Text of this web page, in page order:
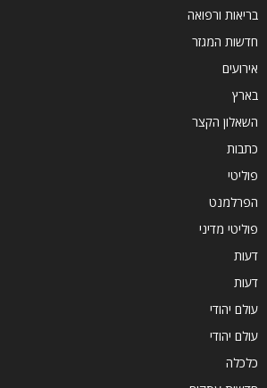
בריאות ורפואה
חדשות המגזר
אירועים
בארץ
השאלון הקצר
כתבות
פוליטי
הפרלמנט
פוליטי מדיני
דעות
דעות
עולם יהודי
עולם יהודי
כלכלה